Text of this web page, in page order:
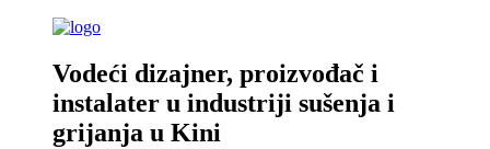
Vodeći dizajner, proizvođač i
instalater u industriji sušenja i
grijanja u Kini